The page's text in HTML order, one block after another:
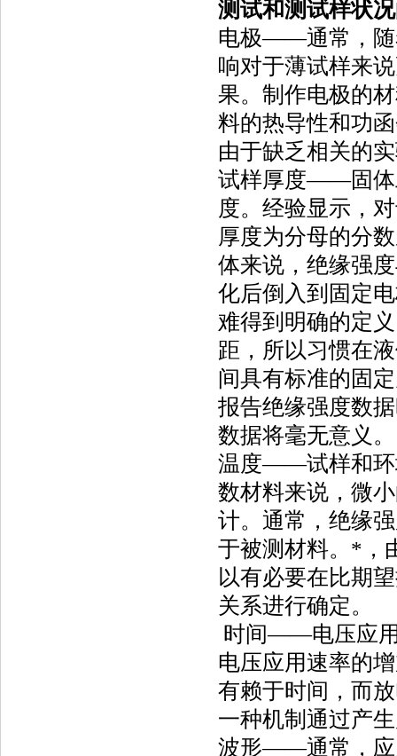
测试和测试样状
电极——通常，随
响对于薄试样来
果。制作电极的
料的热导性和功
由于缺乏相关的
试样厚度——固体
度。经验显示，
厚度为分母的分
体来说，绝缘强
化后倒入到固定
难得到明确的定
距，所以习惯在
间具有标准的固
报告绝缘强度数
数据将毫无意义。
温度——试样和环
数材料来说，微
计。通常，绝缘
于被测材料。*，
以有必要在比期
关系进行确定。
时间——电压应用
电压应用速率的
有赖于时间，而
一种机制通过产
波形——通常，应